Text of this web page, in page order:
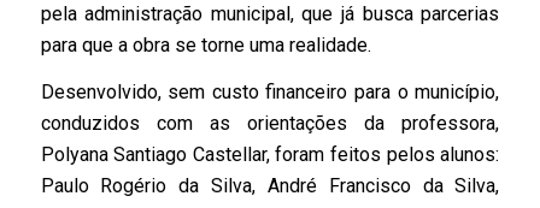
pela administração municipal, que já busca parcerias
para que a obra se torne uma realidade.
Desenvolvido, sem custo financeiro para o município,
conduzidos com as orientações da professora,
Polyana Santiago Castellar, foram feitos pelos alunos:
Paulo Rogério da Silva, André Francisco da Silva,